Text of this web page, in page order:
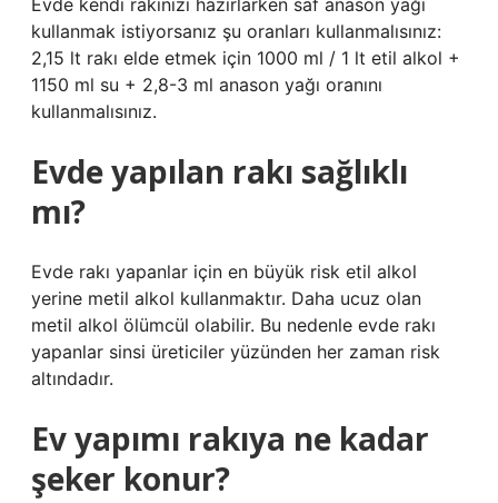
Evde kendi rakınızı hazırlarken saf anason yağı
kullanmak istiyorsanız şu oranları kullanmalısınız:
2,15 lt rakı elde etmek için 1000 ml / 1 lt etil alkol +
1150 ml su + 2,8-3 ml anason yağı oranını
kullanmalısınız.
Evde yapılan rakı sağlıklı
mı?
Evde rakı yapanlar için en büyük risk etil alkol
yerine metil alkol kullanmaktır. Daha ucuz olan
metil alkol ölümcül olabilir. Bu nedenle evde rakı
yapanlar sinsi üreticiler yüzünden her zaman risk
altındadır.
Ev yapımı rakıya ne kadar
şeker konur?